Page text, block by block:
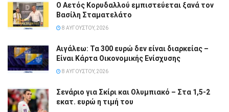
Ο Αετός Κορυδαλλού εμπιστεύεται ξανά τον
Βασίλη Σταματελάτο
8 ΑΥΓΟΎΣΤΟΥ, 2026
Αιγάλεω: Τα 300 ευρώ δεν είναι διαρκείας –
Είναι Κάρτα Οικονομικής Ενίσχυσης
8 ΑΥΓΟΎΣΤΟΥ, 2026
Σενάριο για Σκίρι και Ολυμπιακό – Στα 1,5-2
εκατ. ευρώ η τιμή του